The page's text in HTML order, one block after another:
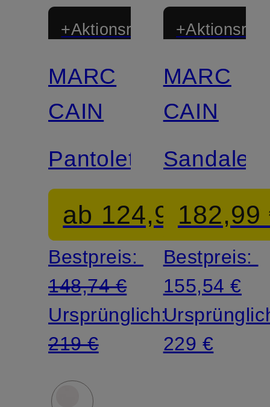
+Aktionsrabatt
MARC
CAIN
Pantoletten
ab 124,90 €
Bestpreis:
148,74 €
Ursprünglich:
219 €
MARC
CAIN
Sandalen
182,99
Bestpreis:
155,54 €
229 €